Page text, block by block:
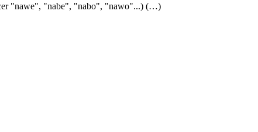
"nawe", "nabe", "nabo", "nawo"...) (…)